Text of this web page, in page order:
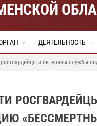
ДЕЯТЕЛЬНОСТЬ
и ветераны службы